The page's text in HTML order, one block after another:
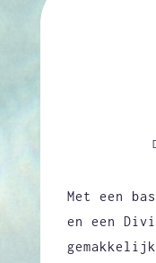
Met een
en een